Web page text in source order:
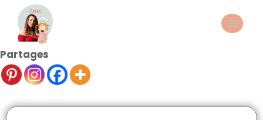
Partages